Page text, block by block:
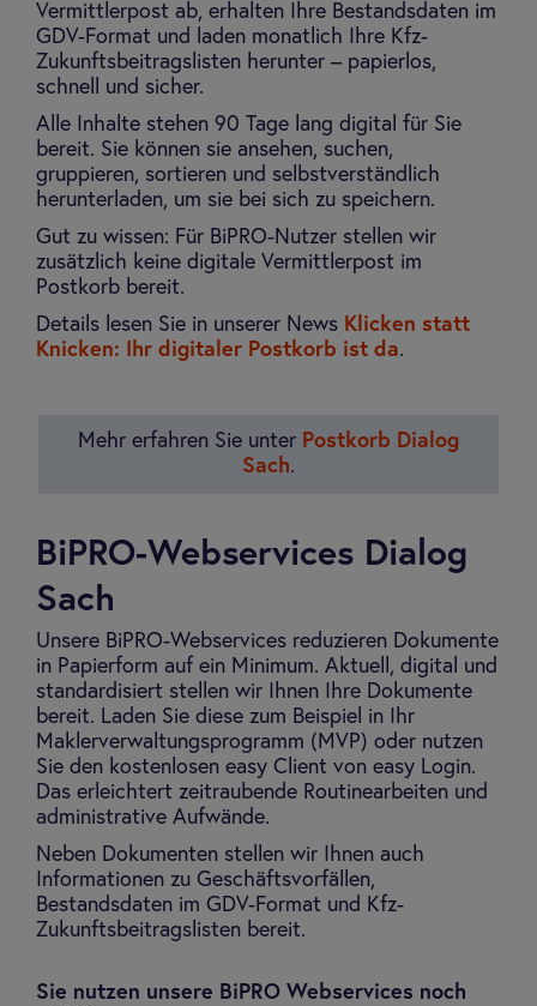
Vermittlerpost ab, erhalten Ihre Bestandsdaten im
GDV-Format und laden monatlich Ihre Kfz-
Zukunftsbeitragslisten herunter – papierlos,
schnell und sicher.
Alle Inhalte stehen 90 Tage lang digital für Sie
bereit. Sie können sie ansehen, suchen,
gruppieren, sortieren und selbstverständlich
herunterladen, um sie bei sich zu speichern.
Gut zu wissen: Für BiPRO-Nutzer stellen wir
zusätzlich keine digitale Vermittlerpost im
Postkorb bereit.
Details lesen Sie in unserer News Klicken statt
Knicken: Ihr digitaler Postkorb ist da.
Mehr erfahren Sie unter Postkorb Dialog
Sach.
BiPRO-Webservices Dialog
Sach
Unsere BiPRO-Webservices reduzieren Dokumente
in Papierform auf ein Minimum. Aktuell, digital und
standardisiert stellen wir Ihnen Ihre Dokumente
bereit. Laden Sie diese zum Beispiel in Ihr
Maklerverwaltungsprogramm (MVP) oder nutzen
Sie den kostenlosen easy Client von easy Login.
Das erleichtert zeitraubende Routinearbeiten und
administrative Aufwände.
Neben Dokumenten stellen wir Ihnen auch
Informationen zu Geschäftsvorfällen,
Bestandsdaten im GDV-Format und Kfz-
Zukunftsbeitragslisten bereit.
Sie nutzen unsere BiPRO Webservices noch